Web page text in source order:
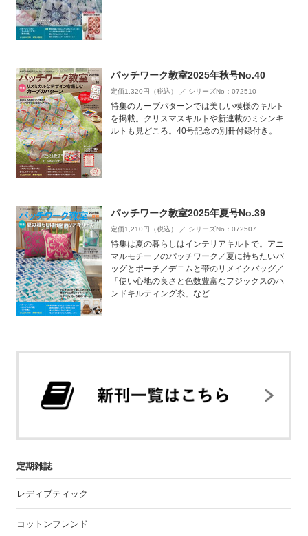
パッチワーク教室2025年秋号No.40
定価1,320円（税込） ／ シリーズNo：072510
特集のカーブパターンでは美しい模様のキルト
を掲載。クリスマスキルトや新連載のミシンキ
ルトも見どころ。40号記念の別冊付録付き。
パッチワーク教室2025年夏号No.39
定価1,210円（税込） ／ シリーズNo：072507
特集は夏の暮らしはインテリアキルトで。アニ
マルモチーフのパッチワーク／夏に持ちたいバ
ッグとポーチ／デニムと帯のリメイクバッグ／
「使い心地の良さと色数豊富なフジックスのハ
ンドキルティング糸」など
定期雑誌
レディブティック
コットンフレンド